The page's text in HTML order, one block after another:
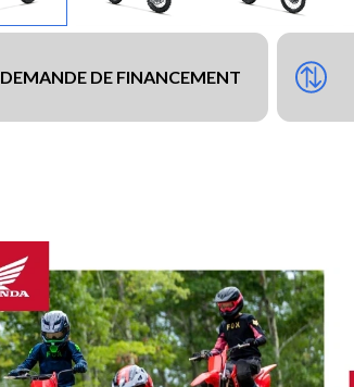
DEMANDE DE FINANCEMENT